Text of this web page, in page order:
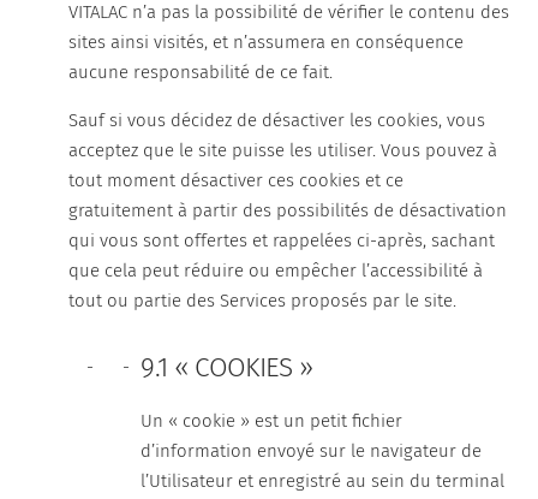
VITALAC n’a pas la possibilité de vérifier le contenu des
sites ainsi visités, et n’assumera en conséquence
aucune responsabilité de ce fait.
Sauf si vous décidez de désactiver les cookies, vous
acceptez que le site puisse les utiliser. Vous pouvez à
tout moment désactiver ces cookies et ce
gratuitement à partir des possibilités de désactivation
qui vous sont offertes et rappelées ci-après, sachant
que cela peut réduire ou empêcher l’accessibilité à
tout ou partie des Services proposés par le site.
9.1 « COOKIES »
Un « cookie » est un petit fichier
d’information envoyé sur le navigateur de
l’Utilisateur et enregistré au sein du terminal